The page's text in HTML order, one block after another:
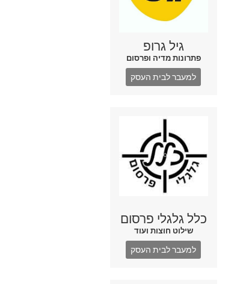
גיל גרופ
פתרונות מדיה ופרסום
למעבר לבית העסק
כלל גלגלי פרסום
שילוט חוצות ועוד
למעבר לבית העסק